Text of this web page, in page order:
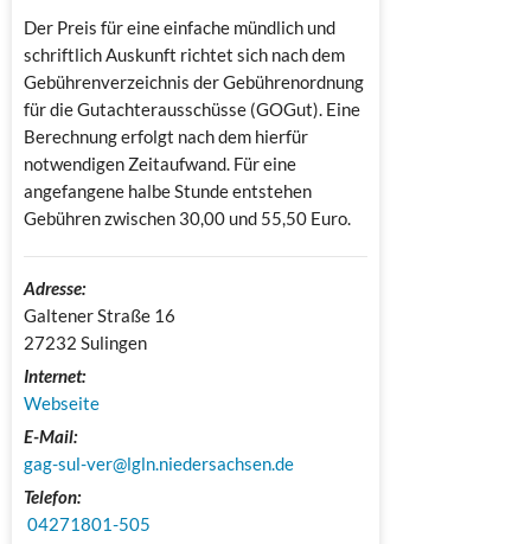
Der Preis für eine einfache mündlich und
schriftlich Auskunft richtet sich nach dem
Gebührenverzeichnis der Gebührenordnung
für die Gutachterausschüsse (GOGut). Eine
Berechnung erfolgt nach dem hierfür
notwendigen Zeitaufwand. Für eine
angefangene halbe Stunde entstehen
Gebühren zwischen 30,00 und 55,50 Euro.
Adresse:
Galtener Straße 16
27232 Sulingen
Internet:
Webseite
E-Mail:
gag-sul-ver@lgln.niedersachsen.de
Telefon:
04271801-505